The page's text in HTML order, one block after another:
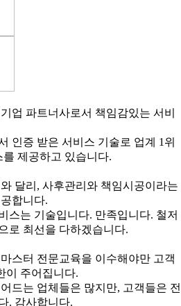
업 파트너사로서 책임감있는 서비
인증 받은 서비스 기술로 업계 1위
제공하고 있습니다.
달리, 사후관리와 책임시공이라는
합니다.
스는 기술입니다. 만족입니다. 철저
로 최선을 다하겠습니다.
스터 전문교육을 이수해야만 고객
이 주어집니다.
드는 업체들은 많지만, 고객들은 전
. 감사합니다.